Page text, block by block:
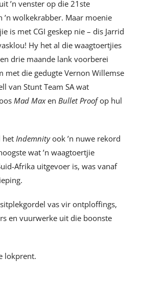
’n venster op die 21ste
’n wolkekrabber. Maar moenie
is met CGI geskep nie – dis Jarrid
Hy het al die waagtoertjies
drie maande lank voorberei
met die gedugte Vernon Willemse
van Stunt Team SA wat
Mad Maxen Bullet Proofop hul
het Indemnityook ’n nuwe rekord
wat ’n waagtoertjie
Afrika uitgevoer is, was vanaf
vas vir ontploffings,
en vuurwerke uit die boonste
lokprent.